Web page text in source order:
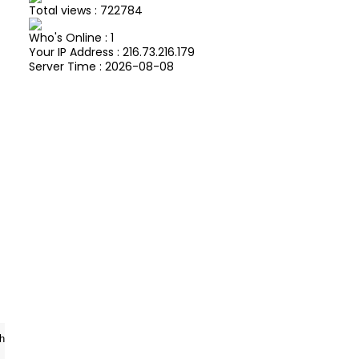
Total views : 722784
Who's Online : 1
Your IP Address : 216.73.216.179
Server Time : 2026-08-08